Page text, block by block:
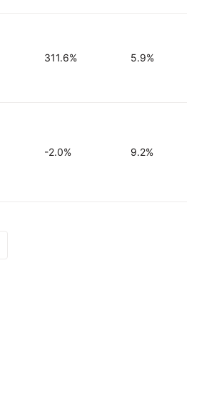
311.6% 5.9%
-2.0% 9.2%